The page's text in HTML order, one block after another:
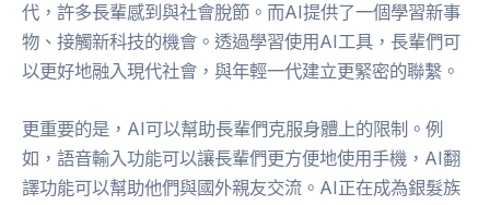
代，許多長輩感到與社會脫節。而AI提供了一個學習新事
物、接觸新科技的機會。透過學習使用AI工具，長輩們可
以更好地融入現代社會，與年輕一代建立更緊密的聯繫。
更重要的是，AI可以幫助長輩們克服身體上的限制。例
如，語音輸入功能可以讓長輩們更方便地使用手機，AI翻
譯功能可以幫助他們與國外親友交流。AI正在成為銀髮族